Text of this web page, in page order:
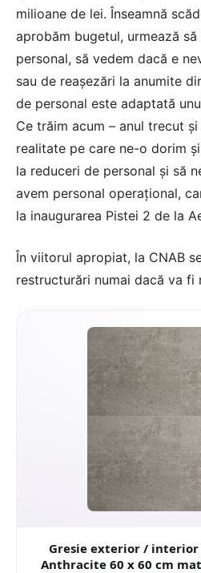
milioane de lei. Înseamnă
aprobăm bugetul, urmează
personal, să vedem dacă e
sau de reaşezări la anumite
de personal este adaptată
Ce trăim acum – anul trecut
realitate pe care ne-o dorim
la reduceri de personal şi să
avem personal operaţional,
la inaugurarea Pistei 2 de la
În viitorul apropiat, la CNAB
restructurări numai dacă va fi
Gresie exterior /
Anthracite 60 x 60 cm mata rectificata aspect